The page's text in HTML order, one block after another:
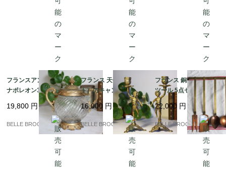
フランスアンティーク
ナポレオン3世様式 モ
ールガラスのシュガー
ポット / ボンボニエー
ル 貴婦人の小物入れ｜
フランス発送（到着ま
19,800 円
BELLE BROCANTE
フランス 天使（プッ
ト）のキャンドルスタ
ンド ペア 2客セット 真
鍮製 ロココ様式 燭台｜
フランス発送（到着ま
で2-3週間）
16,000 円
BELLE BROCANTE
フランス 銅製キッチン
ツール 5点セット 壁掛
けラック付き コッパー
＆ブラス 蚤の市｜フラ
ンス発送（到着まで2-3
週間）
22,000 円
BELLE BROCANTE